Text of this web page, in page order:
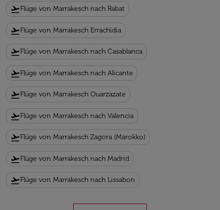
flight_takeoffFlüge von Marrakesch nach Rabat
flight_takeoffFlüge von Marrakesch Errachidia
flight_takeoffFlüge von Marrakesch nach Casablanca
flight_takeoffFlüge von Marrakesch nach Alicante
flight_takeoffFlüge von Marrakesch Ouarzazate
flight_takeoffFlüge von Marrakesch nach Valencia
flight_takeoffFlüge von Marrakesch Zagora (Marokko)
flight_takeoffFlüge von Marrakesch nach Madrid
flight_takeoffFlüge von Marrakesch nach Lissabon